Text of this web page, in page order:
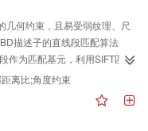
设计提供了一种新思路，可以
。实验结果表明，针对数
络模型均能够获得较高的识
几何约束，且易受弱纹理、尺
描述子的直线段匹配算法
作为匹配基元，利用SIFT匹配
参考影像上以目标直线段为
线段端点及其支撑域四角点在
域；利用仿射变换统一目标
域分解为大小相等的条形
离比;角度约束